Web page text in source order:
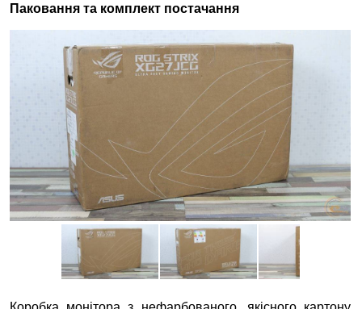
Паковання та комплект постачання